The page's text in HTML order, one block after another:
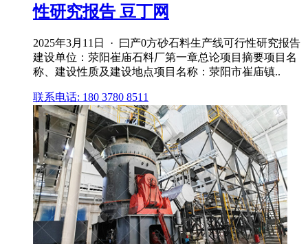
性研究报告 豆丁网
2025年3月11日 · 曰产0方砂石料生产线可行性研究报告
建设单位：荥阳崔庙石料厂第一章总论项目摘要项目名
称、建设性质及建设地点项目名称：荥阳市崔庙镇..
联系电话: 180 3780 8511